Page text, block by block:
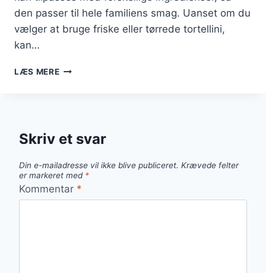
den passer til hele familiens smag. Uanset om du
vælger at bruge friske eller tørrede tortellini,
kan…
LÆS MERETORTELLINI
Skriv et svar
Din e-mailadresse vil ikke blive publiceret. Krævede felter
er markeret med *
Kommentar *